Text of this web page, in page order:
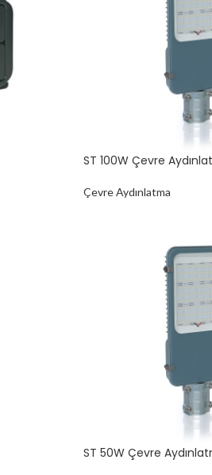
ST 100W Çevre
Çevre Aydınlatma
ST 50W Çevre